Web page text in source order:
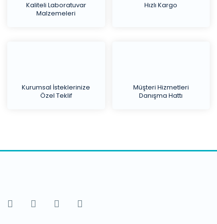
Kaliteli Laboratuvar
Malzemeleri
Hızlı Kargo
Kurumsal İsteklerinize
Özel Teklif
Müşteri Hizmetleri
Danışma Hattı